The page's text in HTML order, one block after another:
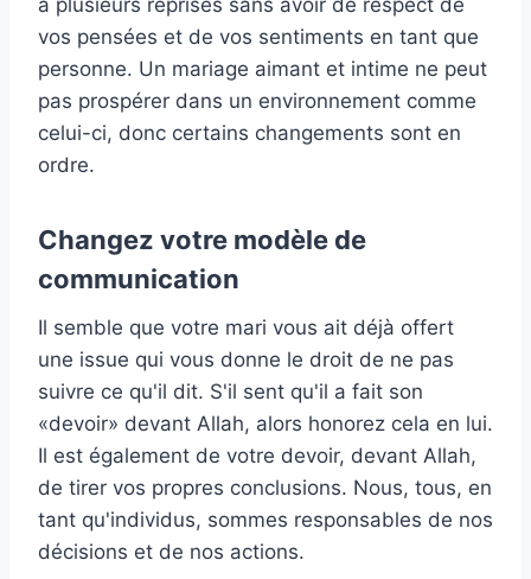
vos pensées et de vos sentiments en tant que
personne. Un mariage aimant et intime ne peut
pas prospérer dans un environnement comme
celui-ci, donc certains changements sont en
ordre.
Changez votre modèle de
communication
Il semble que votre mari vous ait déjà offert
une issue qui vous donne le droit de ne pas
suivre ce qu'il dit. S'il sent qu'il a fait son
«devoir» devant Allah, alors honorez cela en lui.
Il est également de votre devoir, devant Allah,
de tirer vos propres conclusions. Nous, tous, en
tant qu'individus, sommes responsables de nos
décisions et de nos actions.